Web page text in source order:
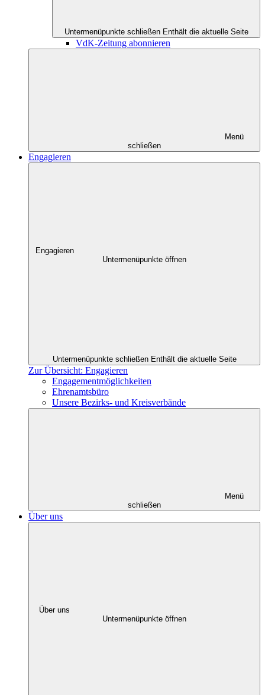
Untermenüpunkte schließen Enthält die aktuelle Seite
VdK-Zeitung abonnieren
Menü
schließen
Engagieren
Engagieren
Untermenüpunkte öffnen
Untermenüpunkte schließen Enthält die aktuelle Seite
Zur Übersicht: Engagieren
Engagementmöglichkeiten
Ehrenamtsbüro
Unsere Bezirks- und Kreisverbände
Menü
schließen
Über uns
Über uns
Untermenüpunkte öffnen